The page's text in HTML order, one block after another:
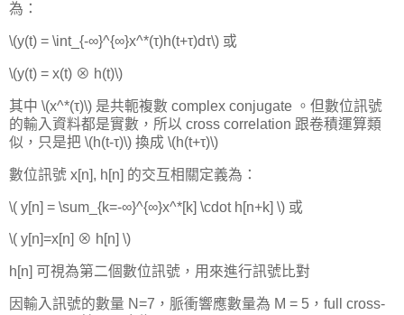
為：
\(y(t) = \int_{-∞}^{∞}x^*(τ)h(t+τ)dτ\) 或
\(y(t) = x(t) ⊗ h(t)\)
其中 \(x^*(τ)\) 是共軛複數 complex conjugate 。但數位訊號
的輸入資料都是實數，所以 cross correlation 跟卷積運算類
似，只是把 \(h(t-τ)\) 換成 \(h(t+τ)\)
數位訊號 x[n], h[n] 的交互相關定義為：
\( y[n] = \sum_{k=-∞}^{∞}x^*[k] \cdot h[n+k] \) 或
\( y[n]=x[n] ⊗ h[n] \)
h[n] 可視為第二個數位訊號，用來進行訊號比對
因輸入訊號的數量 N=7，脈衝響應數量為 M = 5，full cross-